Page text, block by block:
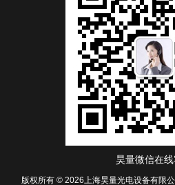
昊量微信在
版权所有 © 2026上海昊量光电设备有限公